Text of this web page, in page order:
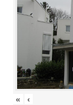
« ‹